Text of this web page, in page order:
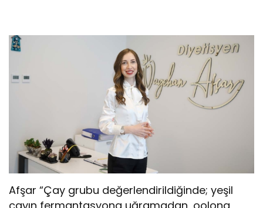
Afşar “Çay grubu değerlendirildiğinde; yeşil